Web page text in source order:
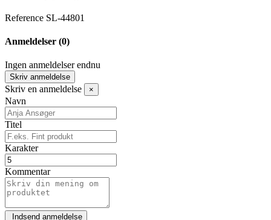
Reference SL-44801
Anmeldelser (0)
Ingen anmeldelser endnu
Skriv anmeldelse
Skriv en anmeldelse ×
Navn
Titel
Karakter
Kommentar